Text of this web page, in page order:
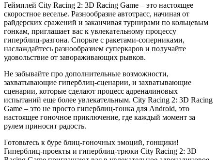
Геймплей City Racing 2: 3D Racing Game – это настоящее
скоростное веселье. Разнообразие автотрасс, начиная от
райдерских сражений и заканчивая турнирами по кольцевым
гонкам, приглашает вас к увлекательному процессу
гиперблиц-разгона. Спорьте с ракетами-соперниками,
наслаждайтесь разнообразием суперкаров и получайте
удовольствие от завораживающих рывков.
Не забывайте про дополнительные возможности,
захватывающие гиперблиц-сценарии, и захватывающие
сценарии, которые сделают процесс адреналиновых
испытаний еще более увлекательным. City Racing 2: 3D Racing
Game – это не просто гиперблиц-гонка для Android, это
настоящее гоночное приключение, где каждый момент за
рулем приносит радость.
Готовьтесь к буре блиц-гоночных эмоций, гонщики!
Гиперблиц-проекты и гиперблиц-трюки City Racing 2: 3D